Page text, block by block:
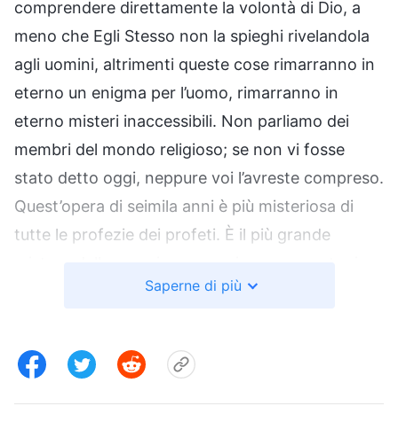
comprendere direttamente la volontà di Dio, a
meno che Egli Stesso non la spieghi rivelandola
agli uomini, altrimenti queste cose rimarranno in
eterno un enigma per l’uomo, rimarranno in
eterno misteri inaccessibili. Non parliamo dei
membri del mondo religioso; se non vi fosse
stato detto oggi, neppure voi l’avreste compreso.
Quest’opera di seimila anni è più misteriosa di
tutte le profezie dei profeti. È il più grande
profeti in tutte le età è mai riuscito a decifrarlo,
finale e non è mai stato rivelato prima. Se riuscite
a comprendere questo mistero e siete in grado di
assimilarlo nella sua interezza, tutte le persone
Saperne di più